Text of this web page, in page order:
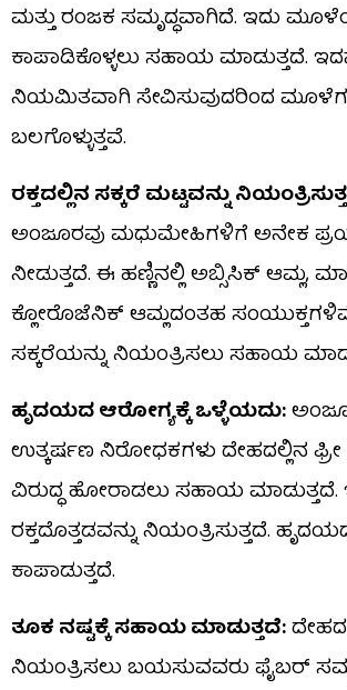
ಮತ್ತು ರಂಜಕ ಸಮೃದ್ಧವಾಗಿದೆ. ಇದು
ಕಾಪಾಡಿಕೊಳ್ಳಲು ಸಹಾಯ ಮಾಡುತ್ತದೆ.
ನಿಯಮಿತವಾಗಿ ಸೇವಿಸುವುದರಿಂದ
ಬಲಗೊಳ್ಳುತ್ತವೆ.
ರಕ್ತದಲ್ಲಿನ ಸಕ್ಕರೆ ಮಟ್ಟವನ್ನು
ಅಂಜೂರವು ಮಧುಮೇಹಿಗಳಿಗೆ ಅನೇಕ
ನೀಡುತ್ತದೆ. ಈ ಹಣ್ಣಿನಲ್ಲಿ ಅಬ್ಸಿಸಿಕ್ ಆಮ್ಲ,
ಕ್ಲೋರೊಜೆನಿಕ್ ಆಮ್ಲದಂತಹ ಸಂಯುಕ್ತಗಳಿವೆ.
ಸಕ್ಕರೆಯನ್ನು ನಿಯಂತ್ರಿಸಲು ಸಹಾಯ
ಹೃದಯದ ಆರೋಗ್ಯಕ್ಕೆ ಒಳ್ಳೆಯದು:
ಉತ್ಕರ್ಷಣ ನಿರೋಧಕಗಳು ದೇಹದಲ್ಲಿನ ಫ್ರೀ
ವಿರುದ್ಧ ಹೋರಾಡಲು ಸಹಾಯ ಮಾಡುತ್ತದೆ.
ರಕ್ತದೊತ್ತಡವನ್ನು ನಿಯಂತ್ರಿಸುತ್ತದೆ.
ಕಾಪಾಡುತ್ತದೆ.
ತೂಕ ನಷ್ಟಕ್ಕೆ ಸಹಾಯ ಮಾಡುತ್ತದೆ:
ನಿಯಂತ್ರಿಸಲು ಬಯಸುವವರು ಫೈಬರ್